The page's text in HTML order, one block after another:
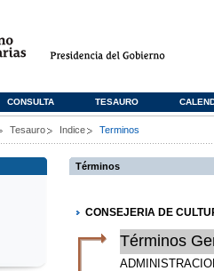
CONSULTA TESAURO
Tesauro Indice Terminos
Términos
CONSEJERIA DE
Términos